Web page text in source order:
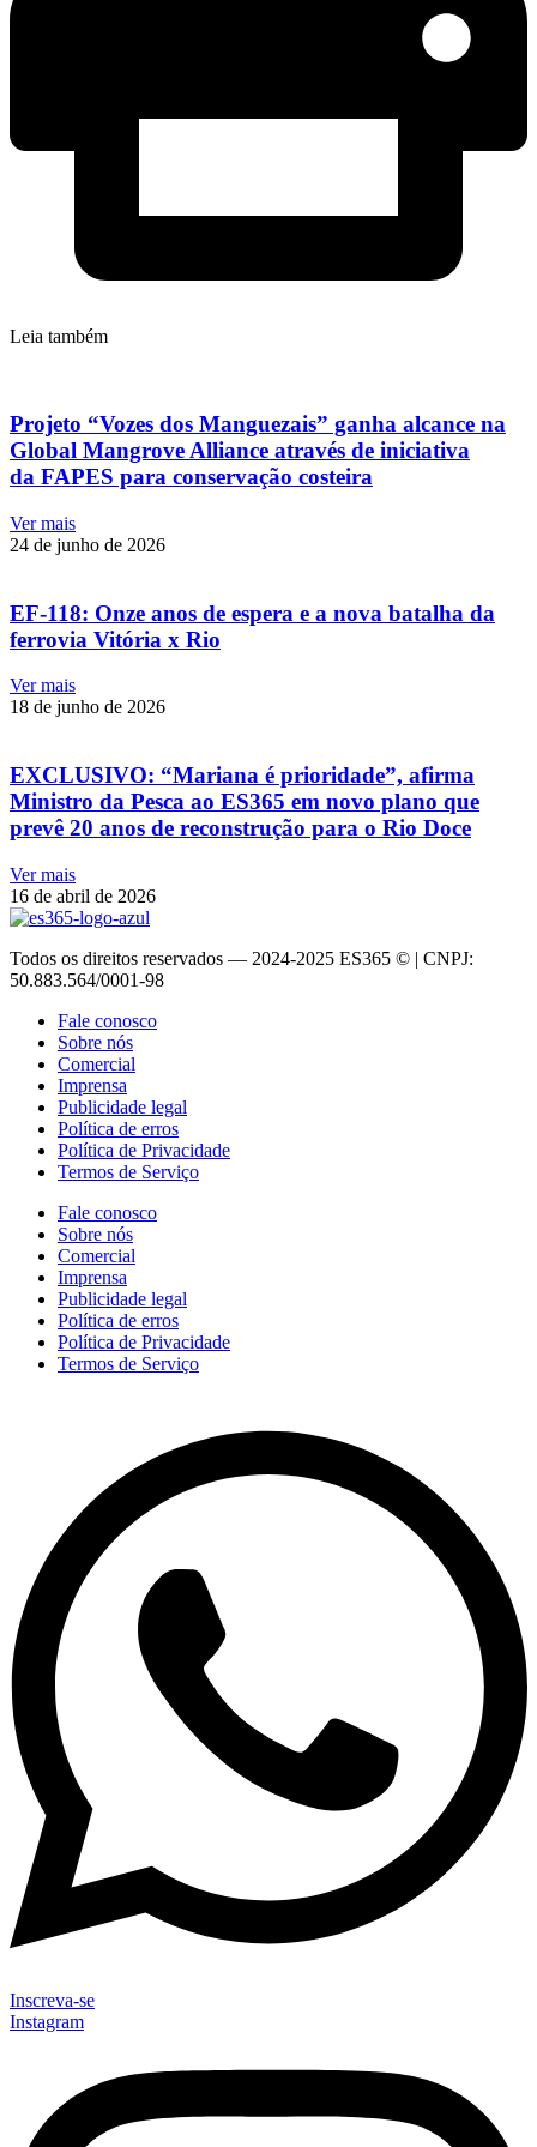
Leia também
Projeto “Vozes dos Manguezais” ganha alcance na
Global Mangrove Alliance através de iniciativa
da FAPES para conservação costeira
Ver mais
24 de junho de 2026
EF-118: Onze anos de espera e a nova batalha da
ferrovia Vitória x Rio
Ver mais
18 de junho de 2026
EXCLUSIVO: “Mariana é prioridade”, afirma
Ministro da Pesca ao ES365 em novo plano que
prevê 20 anos de reconstrução para o Rio Doce
Ver mais
16 de abril de 2026
Todos os direitos reservados — 2024-2025 ES365 © | CNPJ:
50.883.564/0001-98
Fale conosco
Sobre nós
Comercial
Imprensa
Publicidade legal
Política de erros
Política de Privacidade
Termos de Serviço
Fale conosco
Sobre nós
Comercial
Imprensa
Publicidade legal
Política de erros
Política de Privacidade
Termos de Serviço
Inscreva-se
Instagram